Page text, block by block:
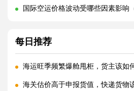
国际空运价格波动受哪些因素影响
每日推荐
海运旺季频繁爆舱甩柜，货主该如
海关估价高于申报货值，快递货物